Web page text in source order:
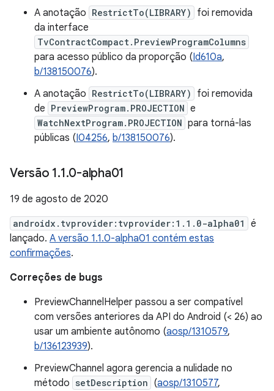
A anotação RestrictTo(LIBRARY)
foi removida
da interface
TvContractCompact.PreviewProgramColumns
para acesso público da proporção (Id610a,
b/138150076).
A anotação RestrictTo(LIBRARY)
foi removida
de PreviewProgram.PROJECTION e
WatchNextProgram.PROJECTION para torná-las
públicas (I04256, b/138150076).
Versão 1.1.0-alpha01
19 de agosto de 2020
androidx.tvprovider:tvprovider:1.1.0-alpha01
é
lançado. A versão 1.1.0-alpha01 contém estas
confirmações.
Correções de bugs
PreviewChannelHelper passou a ser compatível
com versões anteriores da API do Android (< 26) ao
usar um ambiente autônomo (aosp/1310579,
b/136123939).
PreviewChannel agora gerencia a nulidade no
método setDescription (aosp/1310577,